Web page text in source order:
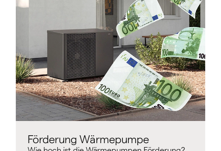
Förderung Wärmepumpe